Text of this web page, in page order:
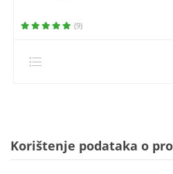
(9)
Korištenje podataka o